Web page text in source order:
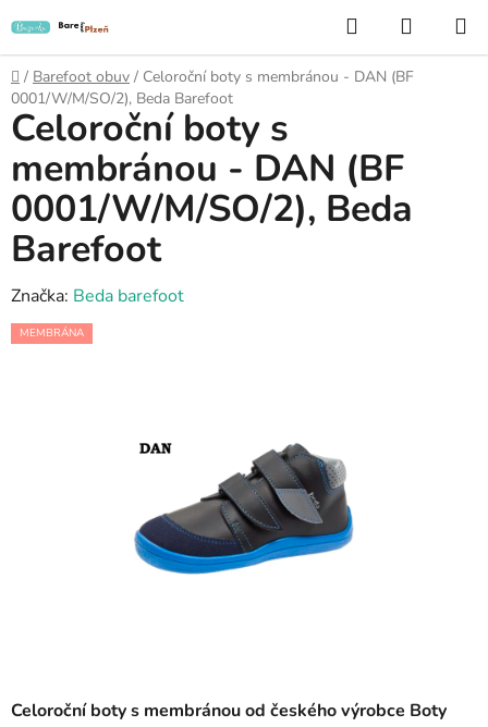
na
obsah
Hledat
KOŠÍK
Domů
/ Barefoot obuv / Celoroční boty s membránou - DAN (BF
0001/W/M/SO/2), Beda Barefoot
Celoroční boty s membránou od českého výrobce Boty
Celoroční boty s
membránou - DAN (BF
0001/W/M/SO/2), Beda
Barefoot
Značka: Beda barefoot
MEMBRÁNA